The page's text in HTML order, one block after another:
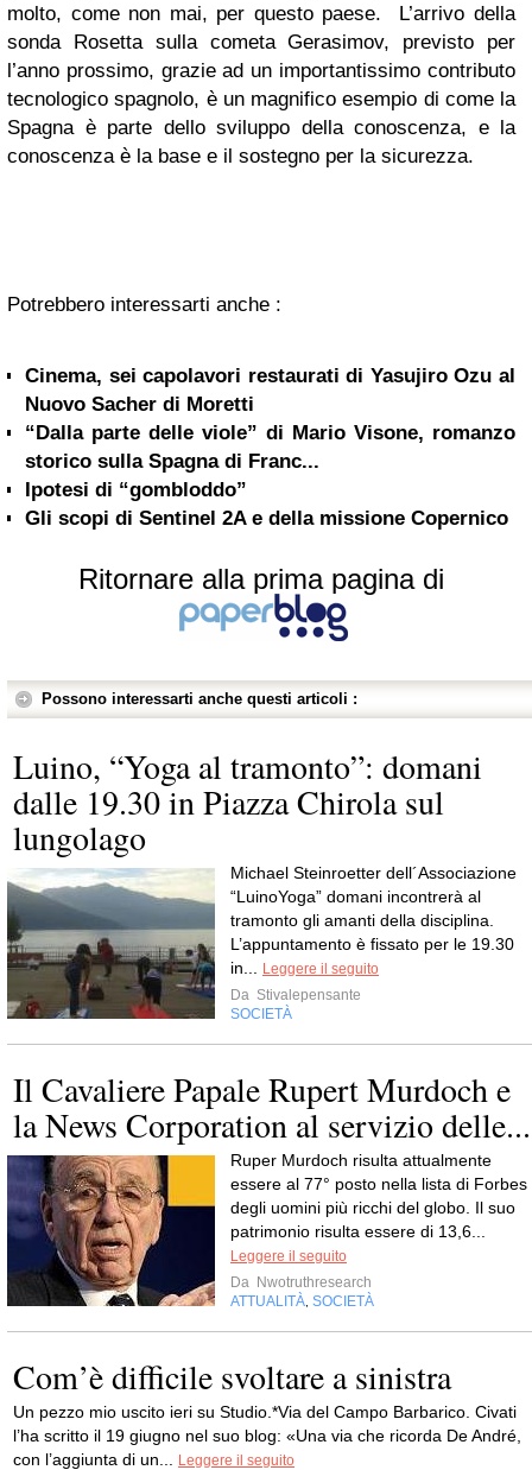
molto, come non mai, per questo paese. L’arrivo della
sonda Rosetta sulla cometa Gerasimov, previsto per
l’anno prossimo, grazie ad un importantissimo contributo
tecnologico spagnolo, è un magnifico esempio di come la
Spagna è parte dello sviluppo della conoscenza, e la
conoscenza è la base e il sostegno per la sicurezza.
Potrebbero interessarti anche :
Cinema, sei capolavori restaurati di Yasujiro Ozu al
Nuovo Sacher di Moretti
“Dalla parte delle viole” di Mario Visone, romanzo
storico sulla Spagna di Franc...
Ipotesi di “gombloddo”
Gli scopi di Sentinel 2A e della missione Copernico
Ritornare alla prima pagina di
Possono interessarti anche questi articoli :
Luino, “Yoga al tramonto”: domani
dalle 19.30 in Piazza Chirola sul
lungolago
Michael Steinroetter dell´Associazione
“LuinoYoga” domani incontrerà al
tramonto gli amanti della disciplina.
L’appuntamento è fissato per le 19.30
in...
Leggere il seguito
Da Stivalepensante
SOCIETÀ
Il Cavaliere Papale Rupert Murdoch e
la News Corporation al servizio delle...
Ruper Murdoch risulta attualmente
essere al 77° posto nella lista di Forbes
degli uomini più ricchi del globo. Il suo
patrimonio risulta essere di 13,6...
Leggere il seguito
Da Nwotruthresearch
ATTUALITÀ SOCIETÀ
Com’è difficile svoltare a sinistra
Un pezzo mio uscito ieri su Studio.*Via del Campo Barbarico. Civati
l’ha scritto il 19 giugno nel suo blog: «Una via che ricorda De André,
con l’aggiunta di un...
Leggere il seguito